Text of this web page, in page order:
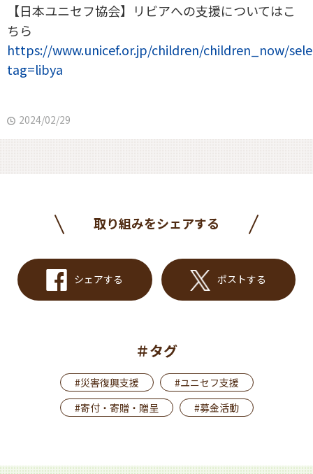
【日本ユニセフ協会】リビアへの支援についてはこ
ちら
https://www.unicef.or.jp/children/children_now/
tag=libya
2024/02/29
取り組みをシェアする
シェアする ポストする
＃タグ
#災害復興支援
#ユニセフ支援
#寄付・寄贈・贈呈
#募金活動